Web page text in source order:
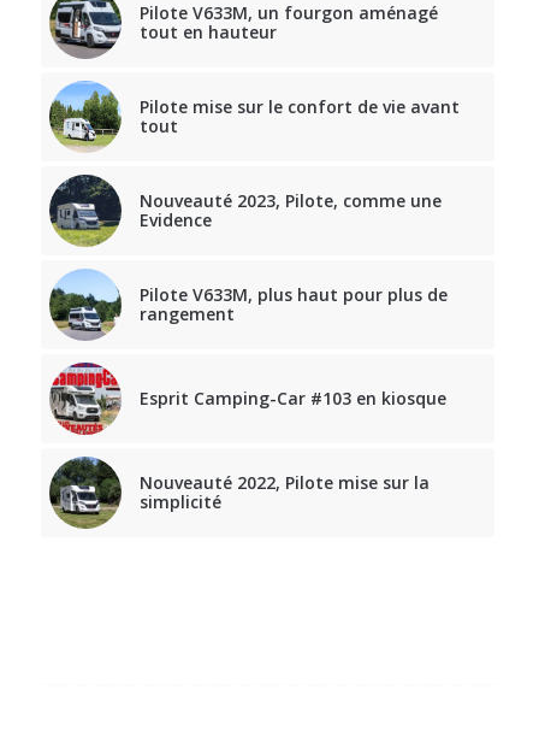
Pilote V633M, un fourgon aménagé
tout en hauteur
Pilote mise sur le confort de vie avant
tout
Nouveauté 2023, Pilote, comme une
Evidence
Pilote V633M, plus haut pour plus de
rangement
Esprit Camping-Car #103 en kiosque
Nouveauté 2022, Pilote mise sur la
simplicité